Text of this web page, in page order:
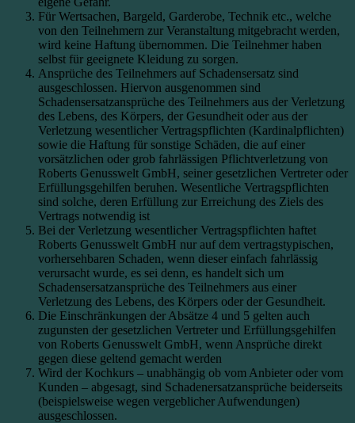
Für Wertsachen, Bargeld, Garderobe, Technik etc., welche
von den Teilnehmern zur Veranstaltung mitgebracht werden,
wird keine Haftung übernommen. Die Teilnehmer haben
selbst für geeignete Kleidung zu sorgen.
Ansprüche des Teilnehmers auf Schadensersatz sind
ausgeschlossen. Hiervon ausgenommen sind
Schadensersatzansprüche des Teilnehmers aus der Verletzung
des Lebens, des Körpers, der Gesundheit oder aus der
Verletzung wesentlicher Vertragspflichten (Kardinalpflichten)
sowie die Haftung für sonstige Schäden, die auf einer
vorsätzlichen oder grob fahrlässigen Pflichtverletzung von
Roberts Genusswelt GmbH, seiner gesetzlichen Vertreter oder
Erfüllungsgehilfen beruhen. Wesentliche Vertragspflichten
sind solche, deren Erfüllung zur Erreichung des Ziels des
Vertrags notwendig ist
Bei der Verletzung wesentlicher Vertragspflichten haftet
Roberts Genusswelt GmbH nur auf dem vertragstypischen,
vorhersehbaren Schaden, wenn dieser einfach fahrlässig
verursacht wurde, es sei denn, es handelt sich um
Schadensersatzansprüche des Teilnehmers aus einer
Verletzung des Lebens, des Körpers oder der Gesundheit.
Die Einschränkungen der Absätze 4 und 5 gelten auch
zugunsten der gesetzlichen Vertreter und Erfüllungsgehilfen
von Roberts Genusswelt GmbH, wenn Ansprüche direkt
gegen diese geltend gemacht werden
Wird der Kochkurs – unabhängig ob vom Anbieter oder vom
Kunden – abgesagt, sind Schadenersatzansprüche beiderseits
(beispielsweise wegen vergeblicher Aufwendungen)
ausgeschlossen.